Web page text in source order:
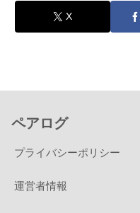
X
ペアログ
プライバシーポリシー
運営者情報